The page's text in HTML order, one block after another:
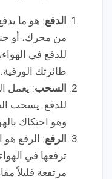
الدفع: هو ما
من محرك، أو
للدفع في
طائرتك الورقية.
السحب: يعمل
للدفع. يسحب
وهو احتكاك
الرفع: الرفع هو
ترفعها في
مرتفعة قليلاً